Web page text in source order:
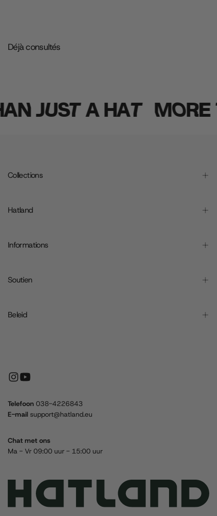
Déjà consultés
JUST A HAT MORE
Collections
Hatland
Informations
Soutien
Beleid
Telefoon 038-4226843
E-mail support@hatland.eu
Chat met ons
Ma - Vr 09:00 uur - 15:00 uur